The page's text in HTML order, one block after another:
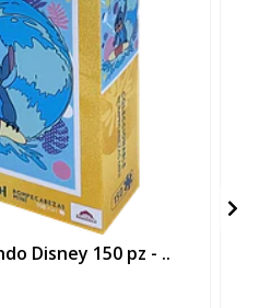
Disney 150 pz - ..